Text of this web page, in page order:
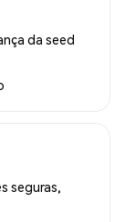
da seed
seguras,